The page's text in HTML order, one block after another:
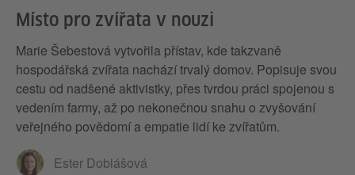
Místo pro zvířata v nouzi
Marie Šebestová vytvořila přístav, kde takzvaně
hospodářská zvířata nachází trvalý domov. Popisuje svou
cestu od nadšené aktivistky, přes tvrdou práci spojenou s
vedením farmy, až po nekonečnou snahu o zvyšování
veřejného povědomí a empatie lidí ke zvířatům.
Ester Dobiášová